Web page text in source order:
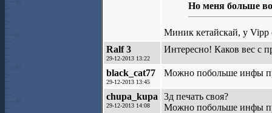
Но меня больше
Миник кетайскай, у Vipp
Ralf 3
29-12-2013 13:22
Интересно! Каков вес с
black_cat77
29-12-2013 13:45
Можно побольше инфы
chupa_kupa
29-12-2013 14:08
3д печать своя?
Можно побольше инфы